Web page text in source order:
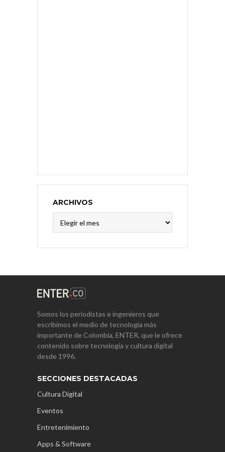
ARCHIVOS
Somos los periodistas e ingenieros que
escribimos el medio de tecnología más
importante de Colombia, ENTER, que le ofrece
contenido sobre tecnología y cultura digital
desde 1996.
SECCIONES DESTACADAS
Cultura Digital
Eventos
Entretenimiento
Apps & Software